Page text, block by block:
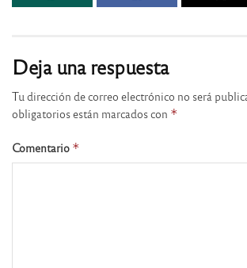
Deja una respuesta
Tu dirección de correo electrónico no será
obligatorios están marcados con *
Comentario *